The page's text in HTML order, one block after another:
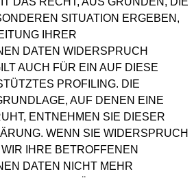
SITUATION ERGEBEN,
IHRER
DATEN WIDERSPRUCH
AUCH FÜR EIN AUF DIESE
PROFILING. DIE
AUF DENEN EINE
ENTNEHMEN SIE DIESER
WENN SIE WIDERSPRUCH
IHRE BETROFFENEN
DATEN NICHT MEHR